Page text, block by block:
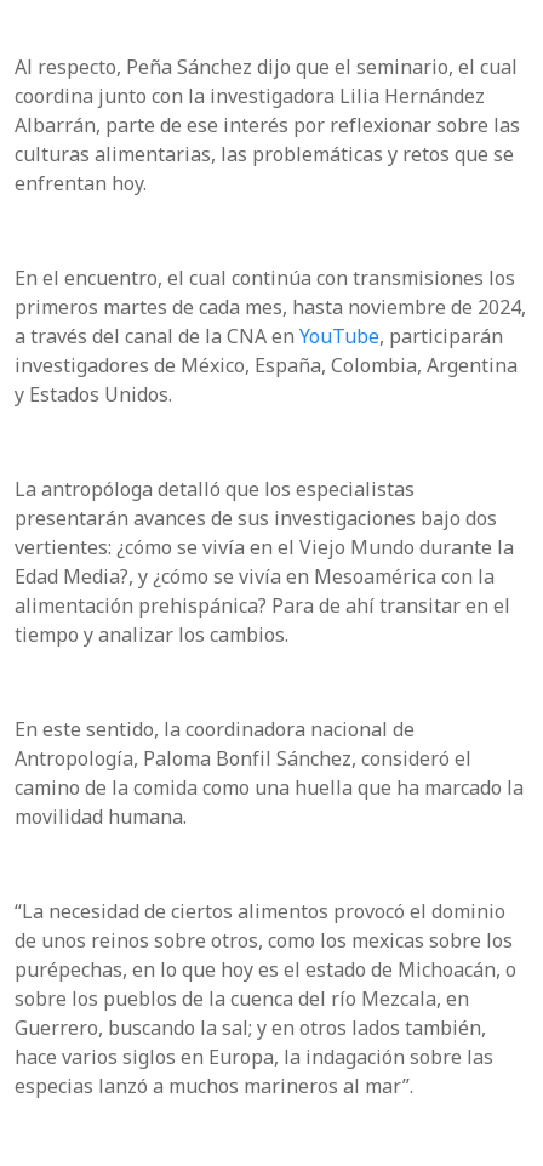
Al respecto, Peña Sánchez dijo que el seminario, el cual
coordina junto con la investigadora Lilia Hernández
Albarrán, parte de ese interés por reflexionar sobre las
culturas alimentarias, las problemáticas y retos que se
enfrentan hoy.
En el encuentro, el cual continúa con transmisiones los
primeros martes de cada mes, hasta noviembre de 2024,
a través del canal de la CNA en YouTube, participarán
investigadores de México, España, Colombia, Argentina
y Estados Unidos.
La antropóloga detalló que los especialistas
presentarán avances de sus investigaciones bajo dos
vertientes: ¿cómo se vivía en el Viejo Mundo durante la
Edad Media?, y ¿cómo se vivía en Mesoamérica con la
alimentación prehispánica? Para de ahí transitar en el
tiempo y analizar los cambios.
En este sentido, la coordinadora nacional de
Antropología, Paloma Bonfil Sánchez, consideró el
camino de la comida como una huella que ha marcado la
movilidad humana.
“La necesidad de ciertos alimentos provocó el dominio
de unos reinos sobre otros, como los mexicas sobre los
purépechas, en lo que hoy es el estado de Michoacán, o
sobre los pueblos de la cuenca del río Mezcala, en
Guerrero, buscando la sal; y en otros lados también,
hace varios siglos en Europa, la indagación sobre las
especias lanzó a muchos marineros al mar”.